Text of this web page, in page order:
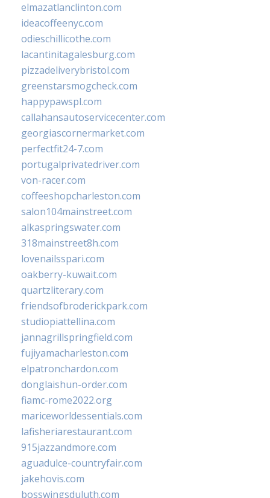
elmazatlanclinton.com
ideacoffeenyc.com
odieschillicothe.com
lacantinitagalesburg.com
pizzadeliverybristol.com
greenstarsmogcheck.com
happypawspl.com
callahansautoservicecenter.com
georgiascornermarket.com
perfectfit24-7.com
portugalprivatedriver.com
von-racer.com
coffeeshopcharleston.com
salon104mainstreet.com
alkaspringswater.com
318mainstreet8h.com
lovenailsspari.com
oakberry-kuwait.com
quartzliterary.com
friendsofbroderickpark.com
studiopiattellina.com
jannagrillspringfield.com
fujiyamacharleston.com
elpatronchardon.com
donglaishun-order.com
fiamc-rome2022.org
mariceworldessentials.com
lafisheriarestaurant.com
915jazzandmore.com
aguadulce-countryfair.com
jakehovis.com
bosswingsduluth.com